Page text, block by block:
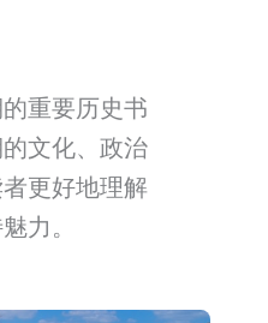
重要历史书
文化、政治
更好地理解
力。